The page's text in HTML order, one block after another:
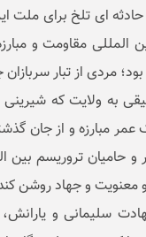
یادآور حادثه ای تلخ
المللی مقاومت و
مردی از تبار
به ولایت که
عمر مبارزه و از جان
تروریسم بین
و جهاد روشن
سلیمانی و